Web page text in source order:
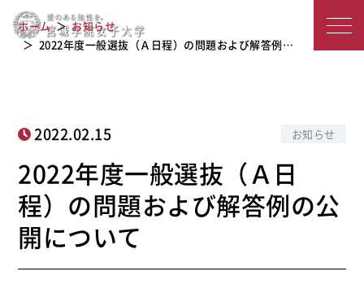
城
子
大
2022年度一般選抜（Ａ日程）の問題お
よび解答例の公開について
ホーム
お知らせ
2022年度一般選抜（Ａ日程）の問題および解答例…
2022.02.15 お知らせ
2022年度一般選抜（Ａ日
程）の問題および解答例の公
開について